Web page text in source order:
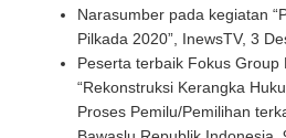
Narasumber pada kegiatan
Pilkada 2020”, InewsTV, 3
Peserta terbaik Fokus Group
“Rekonstruksi Kerangka
Proses Pemilu/Pemilihan